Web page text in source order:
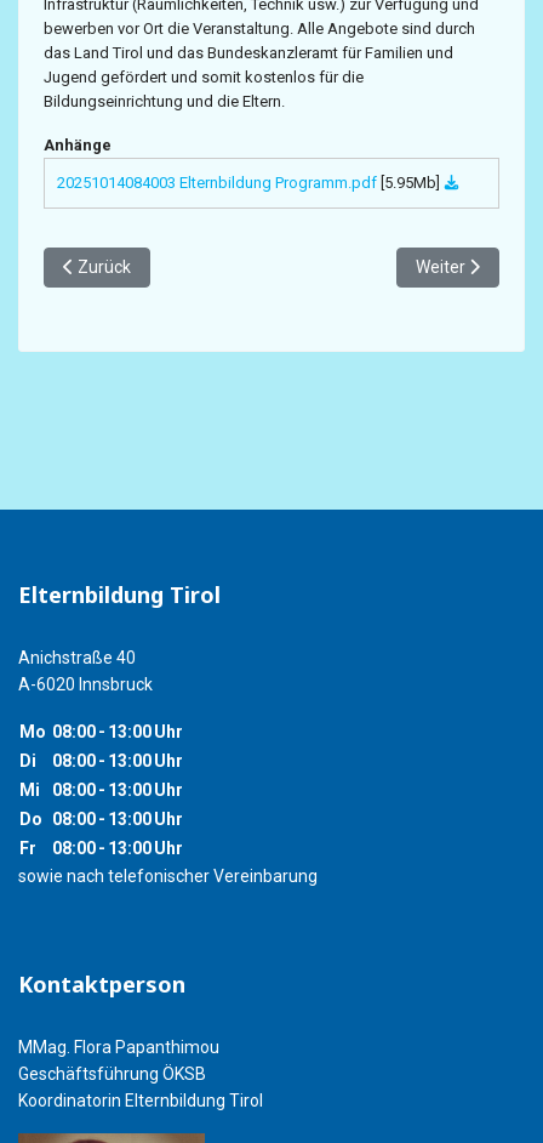
Infrastruktur (Räumlichkeiten, Technik usw.) zur Verfügung und
bewerben vor Ort die Veranstaltung. Alle Angebote sind durch
das Land Tirol und das Bundeskanzleramt für Familien und
Jugend gefördert und somit kostenlos für die
Bildungseinrichtung und die Eltern.
Anhänge
20251014084003 Elternbildung Programm.pdf [5.95Mb]
Vorheriger Beitrag: Hilfsangebote für Kinder und Jugendliche
Zurück Nächster
Weiter
Elternbildung Tirol
Anichstraße 40
A-6020 Innsbruck
Mo 08:00- 13:00Uhr
Di
08:00- 13:00Uhr
Mi
08:00- 13:00Uhr
Do
08:00- 13:00Uhr
Fr
08:00- 13:00Uhr
sowie nach telefonischer Vereinbarung
Kontaktperson
MMag. Flora Papanthimou
Geschäftsführung ÖKSB
Koordinatorin Elternbildung Tirol